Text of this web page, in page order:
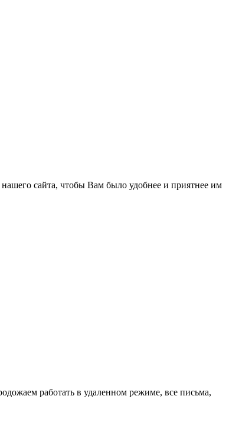
сайта, чтобы Вам было удобнее и приятнее им
работать в удаленном режиме, все письма,